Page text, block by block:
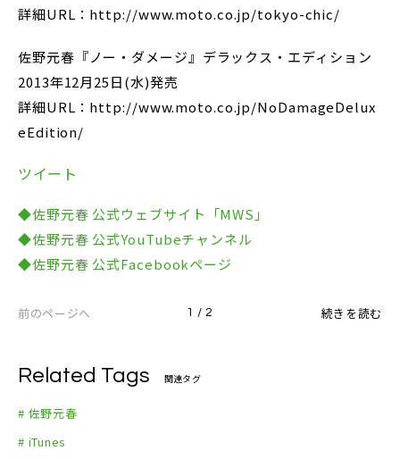
詳細URL：http://www.moto.co.jp/tokyo-chic/
佐野元春『ノー・ダメージ』デラックス・エディション
2013年12月25日(水)発売
詳細URL：http://www.moto.co.jp/NoDamageDelux
eEdition/
ツイート
◆佐野元春 公式ウェブサイト「MWS」
◆佐野元春 公式YouTubeチャンネル
◆佐野元春 公式Facebookページ
前のページへ 1 / 2 続きを読む
Related Tags 関連タグ
# 佐野元春
# iTunes